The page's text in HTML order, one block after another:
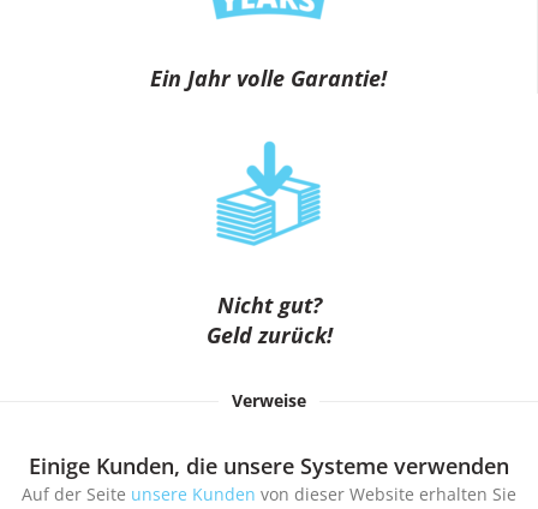
Ein Jahr volle Garantie!
Nicht gut?
Geld zurück!
Verweise
Einige Kunden, die unsere Systeme verwenden
Auf der Seite unsere Kunden von dieser Website erhalten Sie